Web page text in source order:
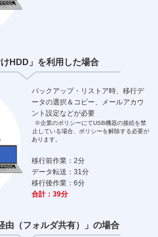
けHDD」を利用した場合
バックアップ・リストア時、移行デ
ータの選択＆コピー、メールアカウ
ント設定などが必要
※企業のポリシーにてUSB機器の接続を禁
止している場合、ポリシーを解除する必要が
あります。
移行前作業：2分
データ転送：31分
移行後作業：6分
合計：39分
由 （フォルダ共有）」の場合